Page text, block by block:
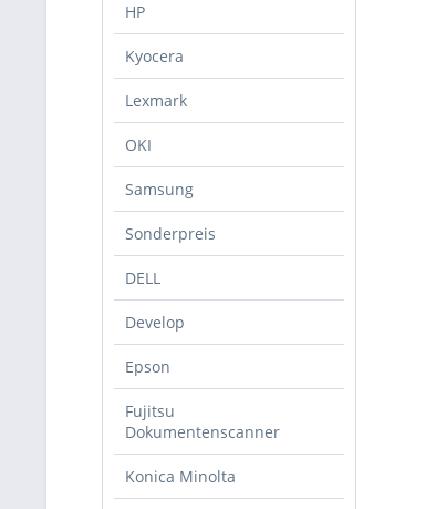
HP
Kyocera
Lexmark
OKI
Samsung
Sonderpreis
DELL
Develop
Epson
Fujitsu
Dokumentenscanner
Konica Minolta